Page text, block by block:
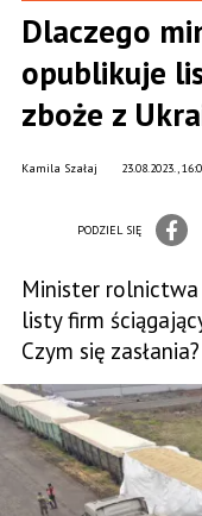
Dlaczego
opublikuje
zboże z
23.08.2023.,
Kamila Szałaj
PODZIEL SIĘ
Minister
listy firm
Czym się zasłania?